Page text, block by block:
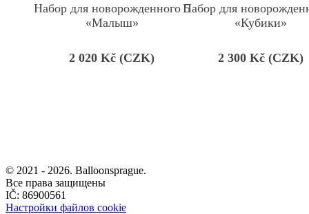
Набор для новорожденного 5
«Малыш»
2 020Kč (CZK)
Набор для
«Кубики»
2 300Kč (CZK)
© 2021 - 2026. Balloonsprague.
Все права защищены
IČ: 86900561
Настройки файлов cookie